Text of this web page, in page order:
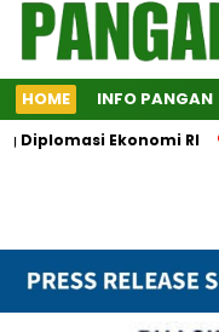
HOME INFO PANGAN
Ekonomi RI